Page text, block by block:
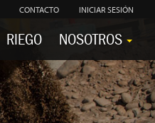
CONTACTO INICIAR SESIÓN
RIEGO NOSOTROS